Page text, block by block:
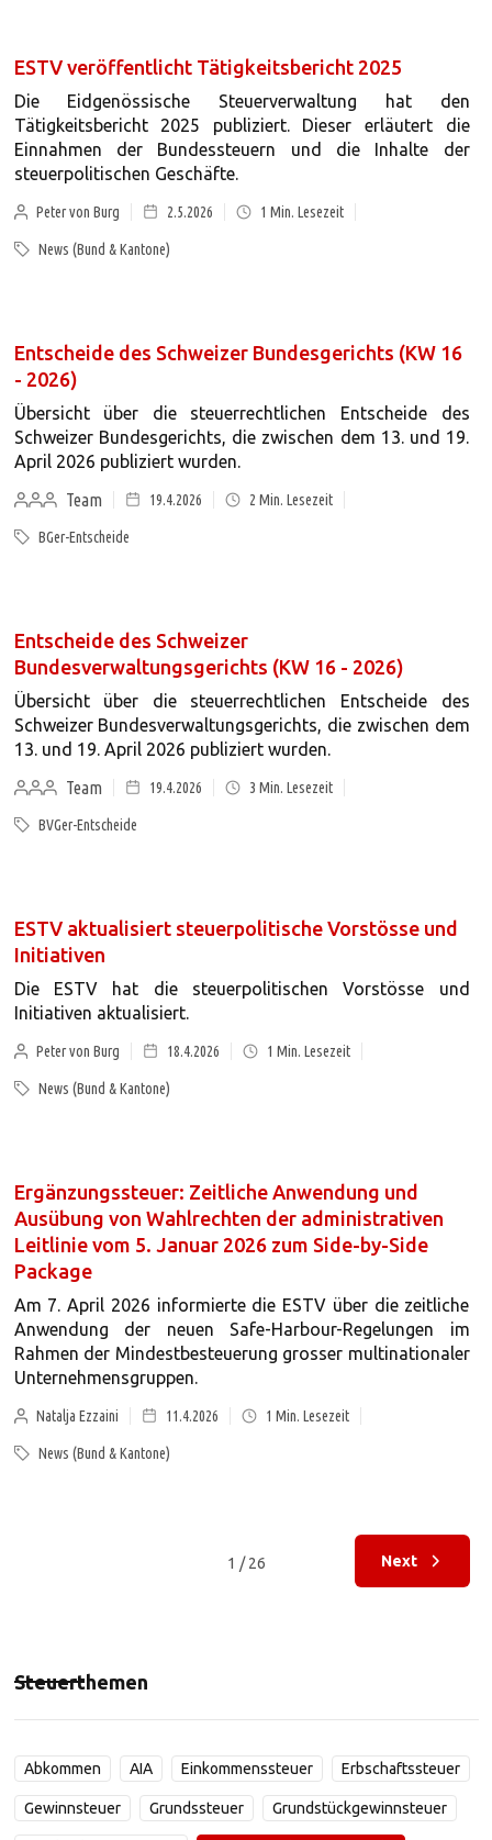
ESTV veröffentlicht Tätigkeitsbericht 2025
Die Eidgenössische Steuerverwaltung hat den
Tätigkeitsbericht 2025 publiziert. Dieser erläutert die
Einnahmen der Bundessteuern und die Inhalte der
steuerpolitischen Geschäfte.
Peter von Burg 2.5.2026 1 Min. Lesezeit
News (Bund & Kantone)
Entscheide des Schweizer Bundesgerichts (KW 16
- 2026)
Übersicht über die steuerrechtlichen Entscheide des
Schweizer Bundesgerichts, die zwischen dem 13. und 19.
April 2026 publiziert wurden.
Team
19.4.2026 2 Min. Lesezeit
BGer-Entscheide
Entscheide des Schweizer
Bundesverwaltungsgerichts (KW 16 - 2026)
Übersicht über die steuerrechtlichen Entscheide des
Schweizer Bundesverwaltungsgerichts, die zwischen dem
13. und 19. April 2026 publiziert wurden.
Team
19.4.2026 3 Min. Lesezeit
BVGer-Entscheide
ESTV aktualisiert steuerpolitische Vorstösse und
Initiativen
Die ESTV hat die steuerpolitischen Vorstösse und
Initiativen aktualisiert.
Peter von Burg 18.4.2026 1 Min. Lesezeit
News (Bund & Kantone)
Ergänzungssteuer: Zeitliche Anwendung und
Ausübung von Wahlrechten der administrativen
Leitlinie vom 5. Januar 2026 zum Side-by-Side
Package
Am 7. April 2026 informierte die ESTV über die zeitliche
Anwendung der neuen Safe-Harbour-Regelungen im
Rahmen der Mindestbesteuerung grosser multinationaler
Unternehmensgruppen.
Natalja Ezzaini 11.4.2026 1 Min. Lesezeit
News (Bund & Kantone)
1 / 26 Next
Steuerthemen
Abkommen AIA Einkommenssteuer Erbschaftssteuer
Gewinnsteuer Grundssteuer Grundstückgewinnsteuer